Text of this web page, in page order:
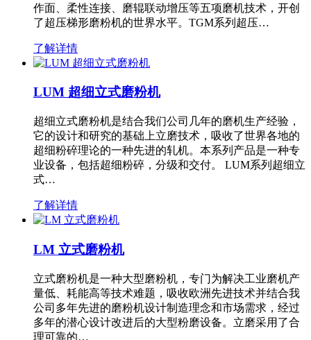
作面、柔性连接、磨辊联动增压等五项磨机技术，开创
了超压梯形磨粉机的世界水平。TGM系列超压…
了解详情
LUM 超细立式磨粉机
超细立式磨粉机是结合我们公司几年的磨机生产经验，
它的设计和研究的基础上立磨技术，吸收了世界各地的
超细粉碎理论的一种先进的轧机。本系列产品是一种专
业设备，包括超细粉碎，分级和交付。 LUM系列超细立
式…
了解详情
LM 立式磨粉机
立式磨粉机是一种大型磨粉机，专门为解决工业磨机产
量低、耗能高等技术难题，吸收欧洲先进技术并结合我
公司多年先进的磨粉机设计制造理念和市场需求，经过
多年的潜心设计改进后的大型粉磨设备。立磨采用了合
理可靠的…